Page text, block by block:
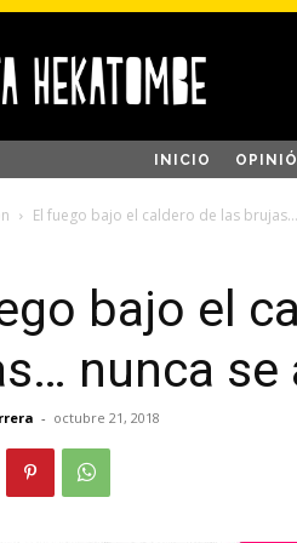
INICIO
El fuego bajo el caldero de las
bajo el
nunca se
- octubre 21, 2018